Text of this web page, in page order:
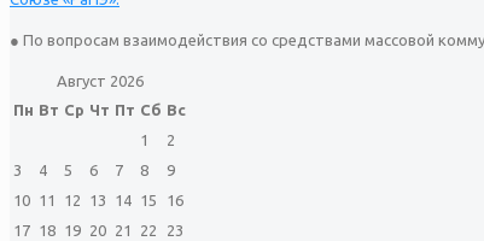
● По вопросам взаимодействия со средствами массовой
Август 2026
Пн Вт Ср Чт Пт Сб Вс
1
2
3
4 5 6 7 8
9
10 11 12 13 14 15
16
17 18 19 20 21 22
23